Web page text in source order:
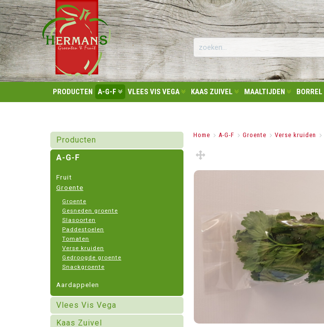
PRODUCTEN A-G-F VLEES VIS VEGA KAAS ZUIVEL MAALTIJDEN BORREL
Producten
A-G-F
Fruit
Groente
Groente
Gesneden groente
Slasoorten
Paddestoelen
Tomaten
Verse kruiden
Gedroogde groente
Snackgroente
Aardappelen
Vlees Vis Vega
Kaas Zuivel
Home > A-G-F > Groente > Verse kruiden >